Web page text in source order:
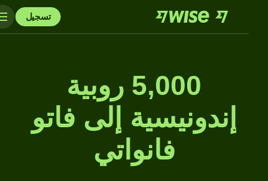
تسجيل
5,000 روبية
إندونيسية إلى فاتو
فانواتي